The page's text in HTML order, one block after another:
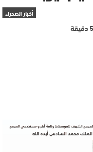
أخبار الصحراء